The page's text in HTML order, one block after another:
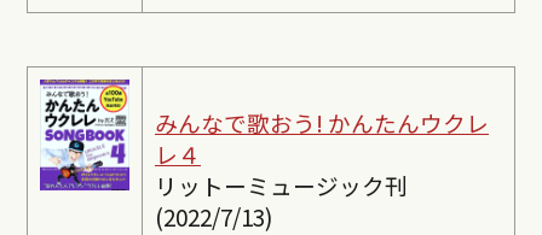
みんなで歌おう! かんたんウクレ
レ４
リットーミュージック刊
(2022/7/13)